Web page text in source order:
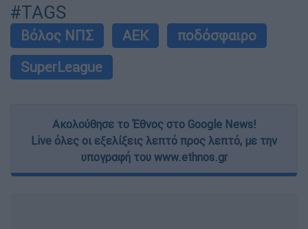
#TAGS
Βόλος ΝΠΣ ΑΕΚ
ποδόσφαιρο
SuperLeague
Ακολούθησε το Έθνος στο Google News!
Live όλες οι εξελίξεις λεπτό προς λεπτό, με την
υπογραφή του www.ethnos.gr